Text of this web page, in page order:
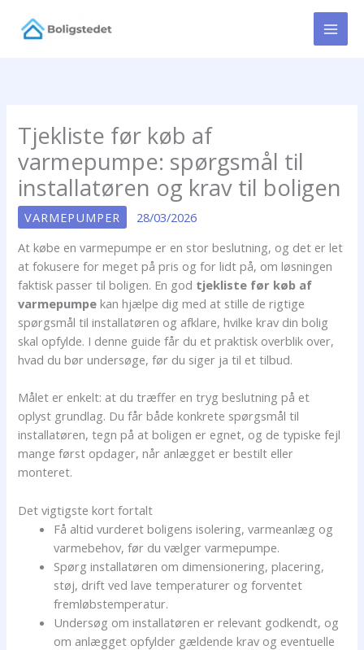
Tjekliste før køb af
varmepumpe: spørgsmål til
installatøren og krav til boligen
VARMEPUMPER
28/03/2026
At købe en varmepumpe er en stor beslutning, og det er let
at fokusere for meget på pris og for lidt på, om løsningen
faktisk passer til boligen. En god tjekliste før køb af
varmepumpe kan hjælpe dig med at stille de rigtige
spørgsmål til installatøren og afklare, hvilke krav din bolig
skal opfylde. I denne guide får du et praktisk overblik over,
hvad du bør undersøge, før du siger ja til et tilbud.
Målet er enkelt: at du træffer en tryg beslutning på et
oplyst grundlag. Du får både konkrete spørgsmål til
installatøren, tegn på at boligen er egnet, og de typiske fejl
mange først opdager, når anlægget er bestilt eller
monteret.
Det vigtigste kort fortalt
Få altid vurderet boligens isolering, varmeanlæg og
varmebehov, før du vælger varmepumpe.
Spørg installatøren om dimensionering, placering,
støj, drift ved lave temperaturer og forventet
fremløbstemperatur.
Undersøg om installatøren er relevant godkendt, og
om anlægget opfylder gældende krav og eventuelle